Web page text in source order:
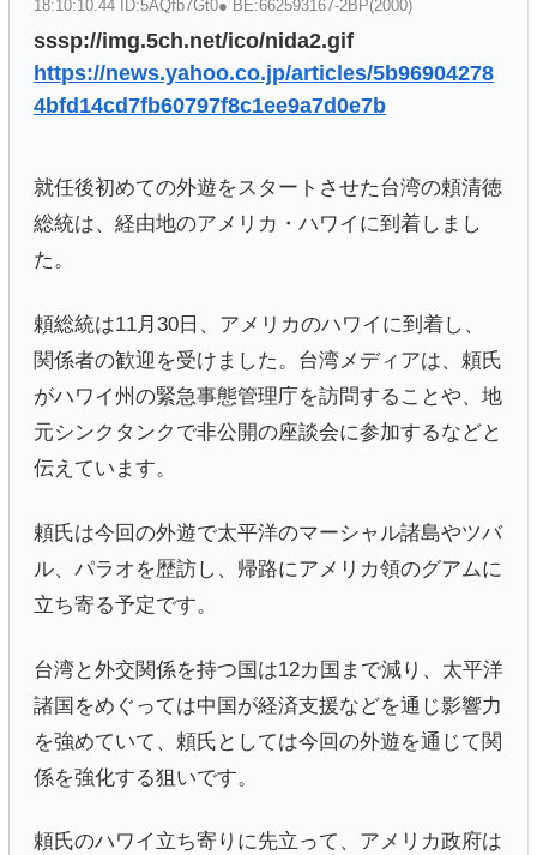
18:10:10.44 ID:5AQfb7Gt0● BE:662593167-2BP(2000)
sssp://img.5ch.net/ico/nida2.gif
https://news.yahoo.co.jp/articles/5b96904278
4bfd14cd7fb60797f8c1ee9a7d0e7b
就任後初めての外遊をスタートさせた台湾の頼清徳
総統は、経由地のアメリカ・ハワイに到着しまし
た。
頼総統は11月30日、アメリカのハワイに到着し、
関係者の歓迎を受けました。台湾メディアは、頼氏
がハワイ州の緊急事態管理庁を訪問することや、地
元シンクタンクで非公開の座談会に参加するなどと
伝えています。
頼氏は今回の外遊で太平洋のマーシャル諸島やツバ
ル、パラオを歴訪し、帰路にアメリカ領のグアムに
立ち寄る予定です。
台湾と外交関係を持つ国は12カ国まで減り、太平洋
諸国をめぐっては中国が経済支援などを通じ影響力
を強めていて、頼氏としては今回の外遊を通じて関
係を強化する狙いです。
頼氏のハワイ立ち寄りに先立って、アメリカ政府は